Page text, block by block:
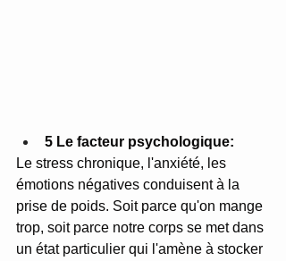
5 Le facteur psychologique:
Le stress chronique, l'anxiété, les
émotions négatives conduisent à la
prise de poids. Soit parce qu'on mange
trop, soit parce notre corps se met dans
un état particulier qui l'amène à stocker